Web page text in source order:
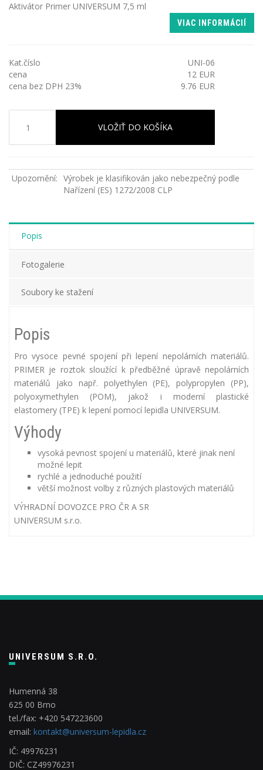
Aktivátor Primer UNIVERSUM 7,5 ml
VIAC INFORMÁCIÍ
Kat.číslo
UNI-06
cena
12 EUR
cena bez DPH 23%
9.76 EUR
VLOŽIŤ DO KOŠÍKA
Upozornění: Výrobek je klasifikován jako nebezpečný podle
Nařízení (ES) 1272/2008 CLP
Popis
Fotogalerie
Soubory ke stažení
Popis
Pro vysoce pevné spojení při lepení nepolárních materiálů.
PRIMER je roztok sloužící k předběžné úpravě nepolárních
materiálů jako např. polyethylen (PE), polypropylen (PP),
polyoxymethylen (POM), jakož i moderní plastické
elastomery (TPE) k lepení pomocí lepidla UNIVERSUM.
Výhody
vysoká pevnost spojení u materiálů, které jinak není
možné lepit
rychlé a jednoduché použití
větší možnost volby z různých plastových materiálů
VÝHRADNÍ DOVOZCE PRO ČR A SR
UNIVERSUM s.r.o.
UNIVERSUM S.R.O.
Humenná 38
625 00 Brno
tel./fax: +420 547223600
email: kontakt@universum-lepidla.cz
IČ: 49976231
DIČ: CZ49976231